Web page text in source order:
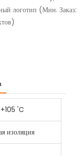
логотип (Мин. Заказ:
'C
изоляция